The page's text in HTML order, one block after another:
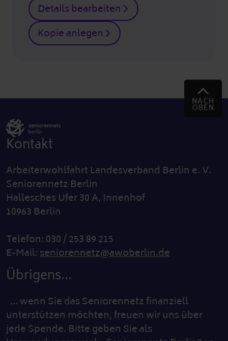
Details bearbeiten
Kopie anlegen
NACH
OBEN
Kontakt
Arbeiterwohlfahrt Landesverband Berlin e. V.
Seniorennetz Berlin
Hallesches Ufer 30 A, Innenhof
10963 Berlin
Telefon: 030 / 253 89 215
E-Mail:seniorennetz@awoberlin.de
Übrigens...
… wenn Sie das Seniorennetz finanziell
unterstützen möchten, freuen wir uns über
jede Spende. Bitte geben Sie als